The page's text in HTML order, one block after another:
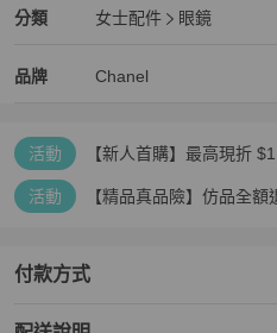
⚠ 注意事項：二手商品售出後恕不
分類
Chanel 女士配件分類資訊
女士配件
眼鏡
品牌
Chanel 精品女士配件
Chanel
Chanel 推薦清單
活動 【新人首購】最高現折
活動 【精品真品險】仿品全
付款方式